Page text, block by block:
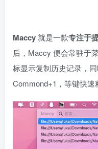
Maccy 就是一款专注于
后，Maccy 便会常驻于
标显示复制历史记录，
Commond+1，等键快速